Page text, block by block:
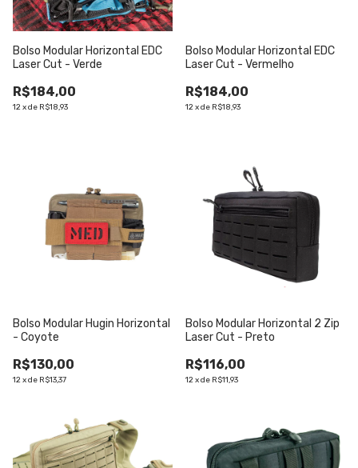
Bolso Modular Horizontal EDC
Laser Cut - Verde
R$184,00
12xde R$18,93
Bolso Modular Horizontal EDC
Laser Cut - Vermelho
R$184,00
12xde R$18,93
Bolso Modular Hugin Horizontal
- Coyote
R$130,00
12xde R$13,37
Bolso Modular Horizontal 2 Zip
Laser Cut - Preto
R$116,00
12xde R$11,93